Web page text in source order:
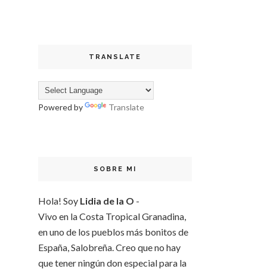
TRANSLATE
Powered by Translate
SOBRE MI
Hola! Soy Lidia de la O -
Vivo en la Costa Tropical Granadina,
en uno de los pueblos más bonitos de
España, Salobreña. Creo que no hay
que tener ningún don especial para la